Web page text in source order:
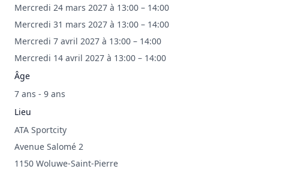
Mercredi 24 mars 2027 à 13:00 – 14:00
Mercredi 31 mars 2027 à 13:00 – 14:00
Mercredi 7 avril 2027 à 13:00 – 14:00
Mercredi 14 avril 2027 à 13:00 – 14:00
Âge
7 ans - 9 ans
Lieu
ATA Sportcity
Avenue Salomé 2
1150 Woluwe-Saint-Pierre